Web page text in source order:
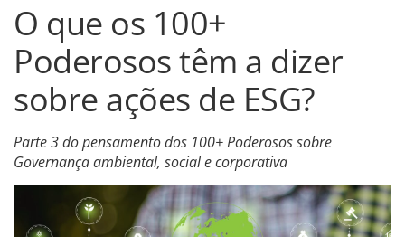
O que os 100+
Poderosos têm a dizer
sobre ações de ESG?
Parte 3 do pensamento dos 100+ Poderosos sobre
Governança ambiental, social e corporativa